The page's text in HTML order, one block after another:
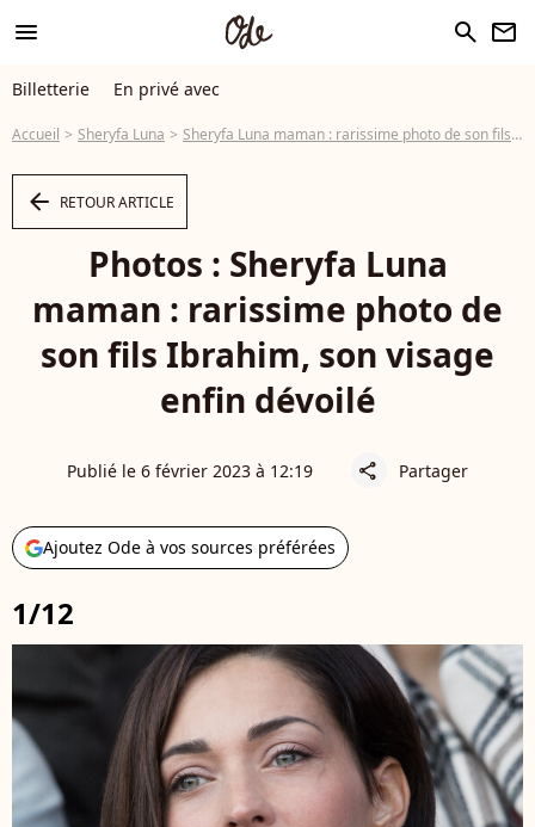
menu search newsletter
Billetterie En privé avec
Accueil Sheryfa Luna Sheryfa Luna maman : rarissime photo de son fils Ibrahim, son visage enfin dévoilé
arrow_left RETOUR ARTICLE
Photos : Sheryfa Luna
maman : rarissime photo de
son fils Ibrahim, son visage
enfin dévoilé
Publié le 6 février 2023 à 12:19 share Partager
Ajoutez Ode à vos sources préférées
1/12